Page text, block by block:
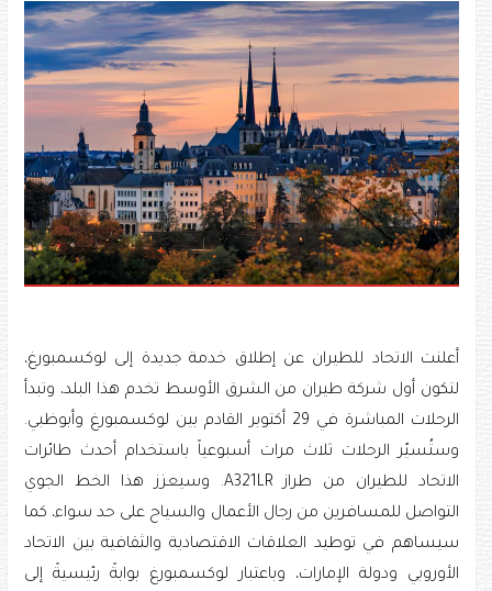
أعلنت الاتحاد للطيران عن إطلاق خدمة جديدة إلى لوكسمبورغ،
لتكون أول شركة طيران من الشرق الأوسط تخدم هذا البلد، وتبدأ
الرحلات المباشرة في 29 أكتوبر القادم بين لوكسمبورغ وأبوظبي.
وستُسيّر الرحلات ثلاث مرات أسبوعياً باستخدام أحدث طائرات
الاتحاد للطيران من طراز A321LR. وسيعزز هذا الخط الجوي
التواصل للمسافرين من رجال الأعمال والسياح على حد سواء، كما
سيساهم في توطيد العلاقات الاقتصادية والثقافية بين الاتحاد
الأوروبي ودولة الإمارات، وباعتبار لوكسمبورغ بوابةً رئيسيةً إلى